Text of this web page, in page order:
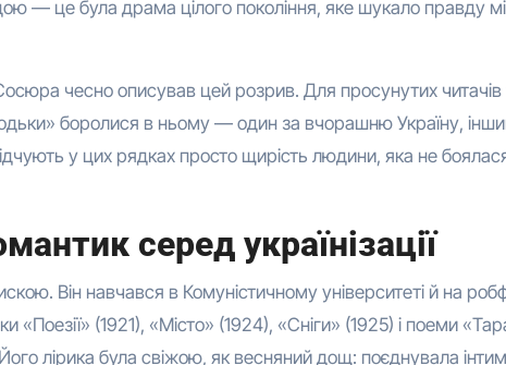
— це була драма цілого покоління, яке шукало правду
чесно описував цей розрив. Для просунутих читачів
боролися в ньому — один за вчорашню Україну,
у цих рядках просто щирість людини, яка не
серед українізації
Він навчався в Комуністичному університеті й на
«Поезії» (1921), «Місто» (1924), «Сніги» (1925) і поеми
лірика була свіжою, як весняний дощ: поєднувала